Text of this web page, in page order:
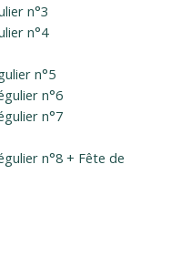
n°3
n°4
n°5
n°6
n°7
n°8 + Fête de